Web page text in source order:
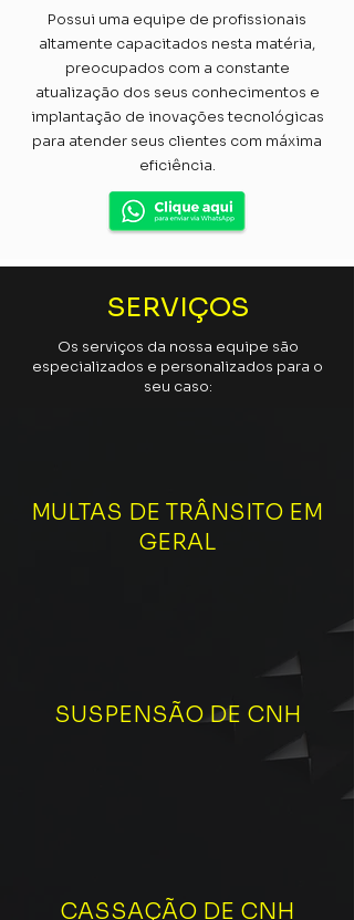
​Possui uma equipe de profissionais
altamente capacitados nesta matéria,
preocupados com a constante
atualização dos seus conhecimentos e
implantação de inovações tecnológicas
para atender seus clientes com máxima
eficiência.
SERVIÇOS
Os serviços da nossa equipe são
especializados e personalizados para o
seu caso:
MULTAS DE TRÂNSITO EM
GERAL
SUSPENSÃO DE CNH
CASSAÇÃO DE CNH